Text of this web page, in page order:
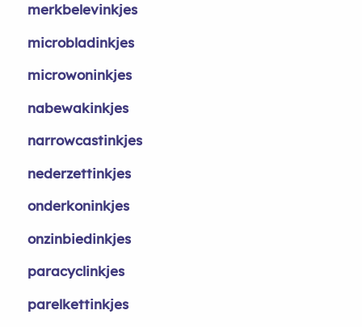
merkbelevinkjes
microbladinkjes
microwoninkjes
nabewakinkjes
narrowcastinkjes
nederzettinkjes
onderkoninkjes
onzinbiedinkjes
paracyclinkjes
parelkettinkjes